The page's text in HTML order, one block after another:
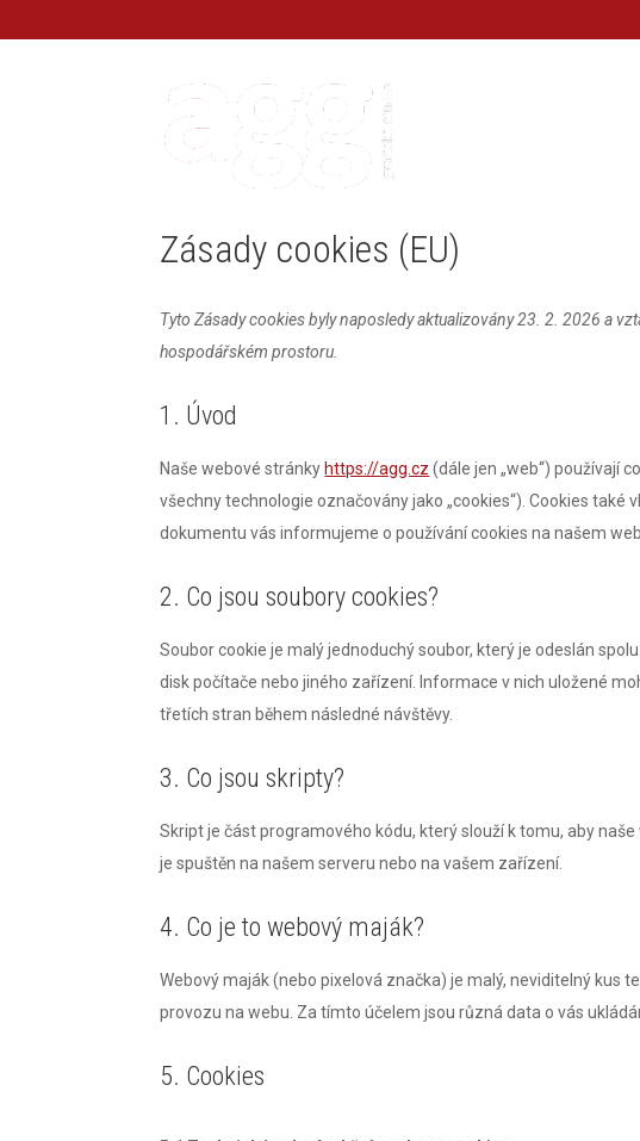
GRAFICKÉ STUDIO
KONTAKTY
Zásady cookies (EU)
Tyto Zásady cookies byly naposledy aktualizovány 23. 2. 2026 a
hospodářském prostoru.
1. Úvod
Naše webové stránky https://agg.cz (dále jen „web“) používají
všechny technologie označovány jako „cookies“). Cookies
dokumentu vás informujeme o používání cookies na našem
2. Co jsou soubory cookies?
Soubor cookie je malý jednoduchý soubor, který je odeslán
disk počítače nebo jiného zařízení. Informace v nich uložené
třetích stran během následné návštěvy.
3. Co jsou skripty?
Skript je část programového kódu, který slouží k tomu, aby
je spuštěn na našem serveru nebo na vašem zařízení.
4. Co je to webový maják?
Webový maják (nebo pixelová značka) je malý, neviditelný kus
provozu na webu. Za tímto účelem jsou různá data o vás
5. Cookies